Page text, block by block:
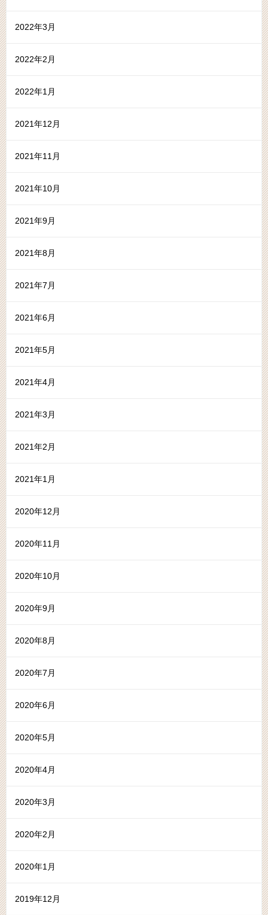
2022年3月
2022年2月
2022年1月
2021年12月
2021年11月
2021年10月
2021年9月
2021年8月
2021年7月
2021年6月
2021年5月
2021年4月
2021年3月
2021年2月
2021年1月
2020年12月
2020年11月
2020年10月
2020年9月
2020年8月
2020年7月
2020年6月
2020年5月
2020年4月
2020年3月
2020年2月
2020年1月
2019年12月